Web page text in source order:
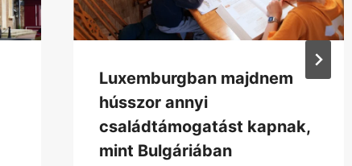
Luxemburgban majdnem
hússzor annyi
családtámogatást kapnak,
mint Bulgáriában